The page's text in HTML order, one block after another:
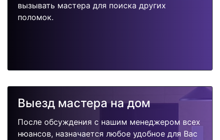
вызывать мастера для поиска других
поломок.
Выезд мастера на дом
После обсуждения с нашим менеджером всех
нюансов, назначается любое удобное для Вас